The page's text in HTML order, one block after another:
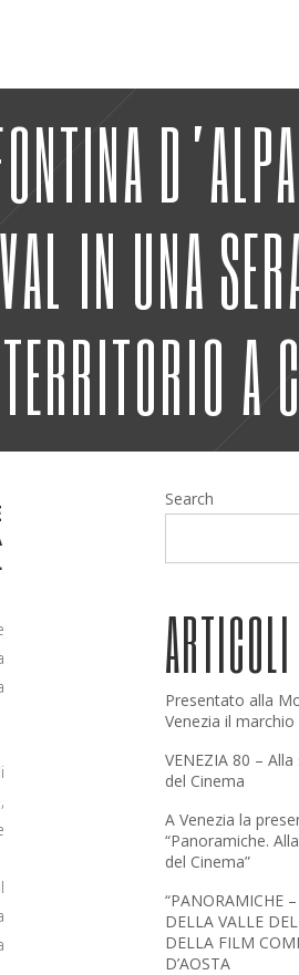
IN UNA
A
Search
Presentato alla
Venezia il
VENEZIA 80 –
del Cinema
A Venezia la
“Panoramiche.
del Cinema”
“PANORAMICHE
DELLA VALLE
DELLA FILM
D’AOSTA